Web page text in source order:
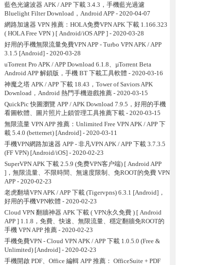
藍色光濾波器 APK / APP 下載 3.4.3，手機藍光過濾
Bluelight Filter Download，Android APP- 2020-04-07
網路加速器 VPN 推薦：HOLA免费VPN APK 下載 1.166.323
( HOLA Free VPN ) [ Android/iOS APP ]- 2020-03-28
好用的手機無限流量免費VPN APP - Turbo VPN APK / APP
3.1.5 [Android]- 2020-03-28
uTorrent Pro APK / APP Download 6.1.8、µTorrent Beta
Android APP 解鎖版，手機 BT 下載工具軟體 - 2020-03-16
神魔之塔 APK / APP 下載 18.43，Tower of Saviors APK
Download，Android 熱門手機遊戲推薦- 2020-03-15
QuickPic 快圖瀏覽 APP / APK Download 7.9.5，好用的手機
看圖軟體、圖片照片上鎖管理工具推薦下載- 2020-03-15
無限流量 VPN APP 推薦：Unlimited Free VPN APK / APP 下
載 5.4.0 (betternet) [Android]- 2020-03-11
手機VPN網路加速器 APP - 非凡VPN APK / APP 下載 3.7.3.5
(FF VPN) [Android/iOS]- 2020-02-23
SuperVPN APK 下載 2.5.9 (免费VPN客户端) [ Android APP
]，無限流量、不限時間、無速度限制、免ROOT的免費 VPN
APP- 2020-02-23
老虎翻墙VPN APK / APP 下載 (Tigervpns) 6.3.1 [Android]，
好用的手機VPN軟體 - 2020-02-23
Cloud VPN 翻牆神器 APK 下載 ( VPN永久免費 ) [ Android
APP ] 1.1.8，免費、快速、無限流量、穩定翻牆免ROOT的
手機 VPN APP 推薦- 2020-02-23
手機免費VPN - Cloud VPN APK / APP 下載 1.0.5.0 (Free &
Unlimited) [Android]- 2020-02-23
手機開啟 PDF、Office 編輯 APP 推薦： OfficeSuite + PDF